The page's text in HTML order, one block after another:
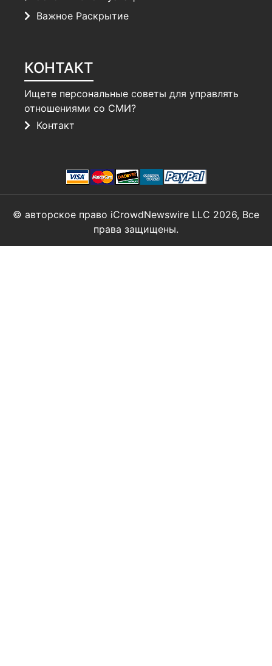
Важное Раскрытие
КОНТАКТ
Ищете персональные советы для управлять
отношениями со СМИ?
Контакт
© авторское право iCrowdNewswire LLC 2026, Все
права защищены.